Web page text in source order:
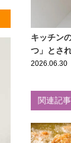
キッチン
つ」とさ
2026.06.30
関連記事